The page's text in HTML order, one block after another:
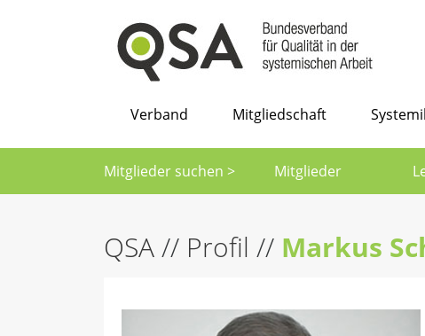
Verband Mitgliedschaft
Mitglieder suchen > Mitglieder
QSA// Profil // Markus